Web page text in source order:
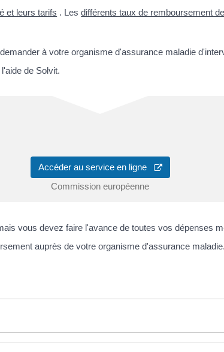
et leurs tarifs . Lesdifférents taux de remboursement
à votre organisme d'assurance maladie
de Solvit.
Accéder au service en ligne
Commission européenne
vous devez faire l'avance de toutes vos dépenses
auprès de votre organisme d'assurance